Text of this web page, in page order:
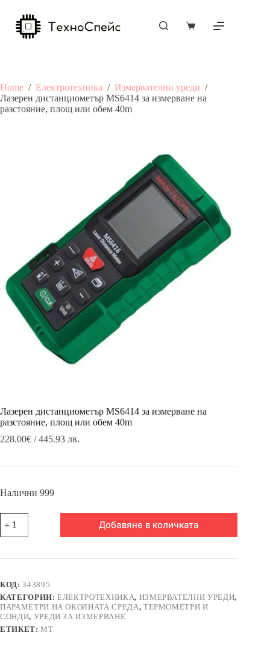
content
Shopping
Home / Електротехника / Измервателни уреди /
Лазерен дистанциометър MS6414 за измерване на
разстояние, площ или обем 40m
Лазерен дистанциометър MS6414 за измерване на
разстояние, площ или обем 40m
228.00€ / 445.93 лв.
Налични 999
количество
за
Лазерен
на
разстояние,
площ
или
обем
Добавяне в количката
КОД:343895
КАТЕГОРИИ:ЕЛЕКТРОТЕХНИКА, ИЗМЕРВАТЕЛНИ УРЕДИ,
ПАРАМЕТРИ НА ОКОЛНАТА СРЕДА, ТЕРМОМЕТРИ И
СОНДИ, УРЕДИ ЗА ИЗМЕРВАНЕ
ЕТИКЕТ:MT